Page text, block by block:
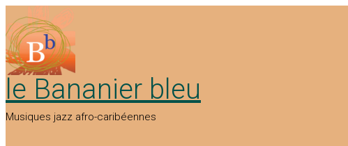
au
contenu
le Bananier bleu
Musiques jazz afro-caribéennes